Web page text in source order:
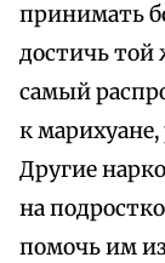
принимать
достичь той
самый
к марихуане,
Другие
на
помочь им